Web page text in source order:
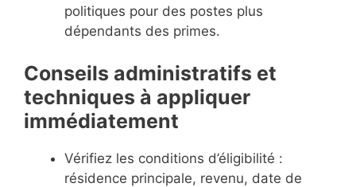
politiques pour des postes plus
dépendants des primes.
Conseils administratifs et
techniques à appliquer
immédiatement
Vérifiez les conditions d’éligibilité :
résidence principale, revenu, date de